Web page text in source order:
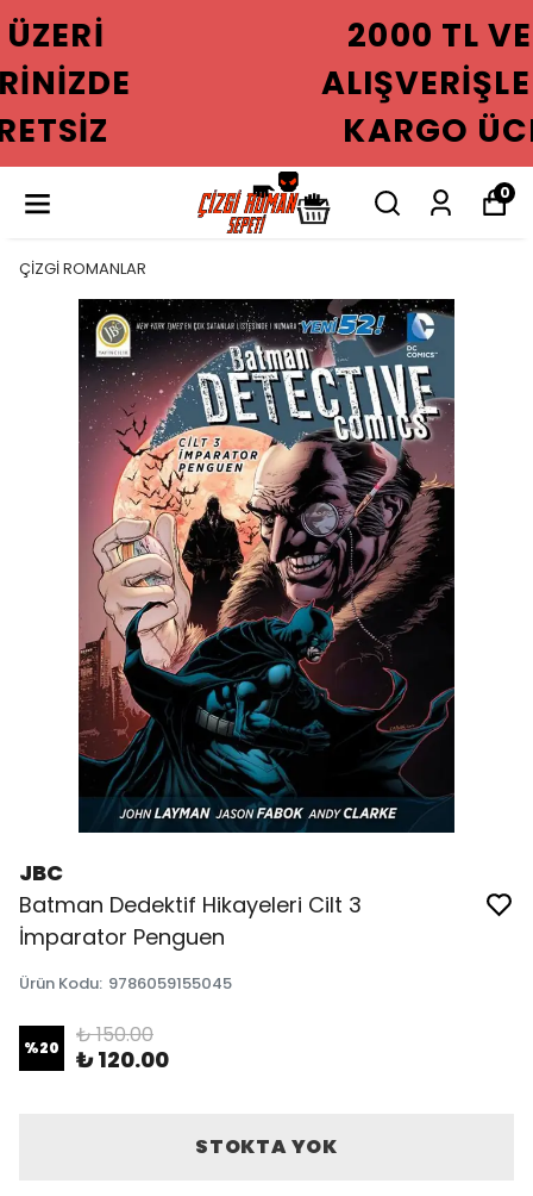
2000 TL VE ÜZERI
ALIŞVERIŞLERINIZDE
KARGO ÜCRETSIZ
0
ÇİZGİ ROMANLAR
JBC
Batman Dedektif Hikayeleri Cilt 3
İmparator Penguen
Ürün Kodu: 9786059155045
%20 ₺ 150.00
₺ 120.00
STOKTA YOK